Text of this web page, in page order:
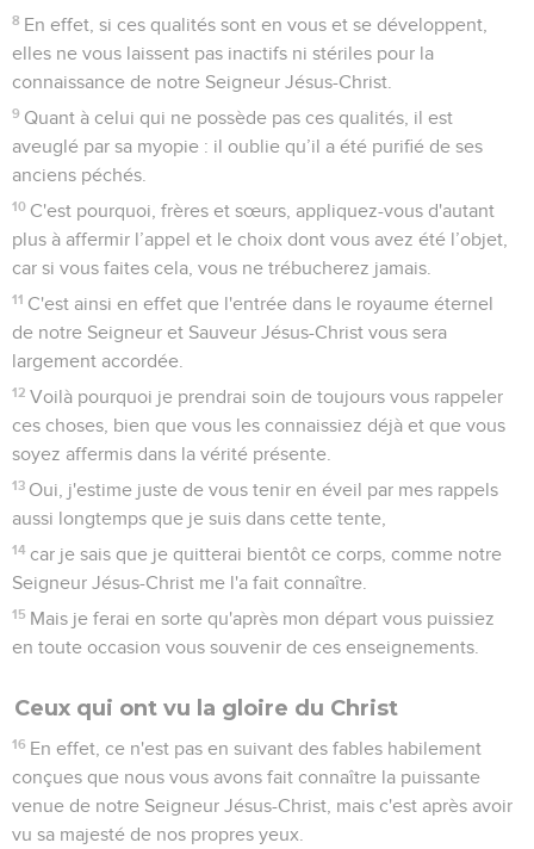
8 En effet, si ces qualités sont en vous et se développent,
elles ne vous laissent pas inactifs ni stériles pour la
connaissance de notre Seigneur Jésus-Christ.
9 Quant à celui qui ne possède pas ces qualités, il est
aveuglé par sa myopie : il oublie qu’il a été purifié de ses
anciens péchés.
10 C'est pourquoi, frères et sœurs, appliquez-vous d'autant
plus à affermir l’appel et le choix dont vous avez été l’objet,
car si vous faites cela, vous ne trébucherez jamais.
11 C'est ainsi en effet que l'entrée dans le royaume éternel
de notre Seigneur et Sauveur Jésus-Christ vous sera
largement accordée.
12 Voilà pourquoi je prendrai soin de toujours vous rappeler
ces choses, bien que vous les connaissiez déjà et que vous
soyez affermis dans la vérité présente.
13 Oui, j'estime juste de vous tenir en éveil par mes rappels
aussi longtemps que je suis dans cette tente,
14 car je sais que je quitterai bientôt ce corps, comme notre
Seigneur Jésus-Christ me l'a fait connaître.
15 Mais je ferai en sorte qu'après mon départ vous puissiez
en toute occasion vous souvenir de ces enseignements.
Ceux qui ont vu la gloire du Christ
16 En effet, ce n'est pas en suivant des fables habilement
conçues que nous vous avons fait connaître la puissante
venue de notre Seigneur Jésus-Christ, mais c'est après avoir
vu sa majesté de nos propres yeux.